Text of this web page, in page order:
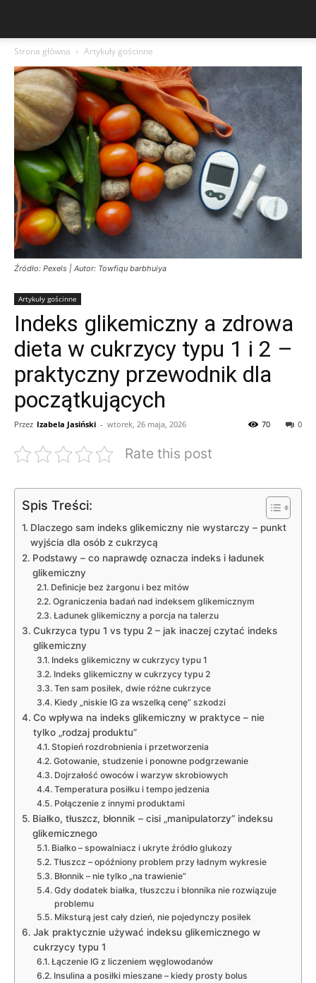
Strona główna Artykuły gościnne
Źródło: Pexels | Autor: Towfiqu barbhuiya
Artykuły gościnne
Indeks glikemiczny a zdrowa
dieta w cukrzycy typu 1 i 2 –
praktyczny przewodnik dla
początkujących
Przez Izabela Jasiński - wtorek, 26 maja, 2026 0
70
Rate this post
Spis Treści:
Dlaczego sam indeks glikemiczny nie wystarczy – punkt
wyjścia dla osób z cukrzycą
Podstawy – co naprawdę oznacza indeks i ładunek
glikemiczny
Definicje bez żargonu i bez mitów
Ograniczenia badań nad indeksem glikemicznym
Ładunek glikemiczny a porcja na talerzu
Cukrzyca typu 1 vs typu 2 – jak inaczej czytać indeks
glikemiczny
Indeks glikemiczny w cukrzycy typu 1
Indeks glikemiczny w cukrzycy typu 2
Ten sam posiłek, dwie różne cukrzyce
Kiedy „niskie IG za wszelką cenę” szkodzi
Co wpływa na indeks glikemiczny w praktyce – nie
tylko „rodzaj produktu”
Stopień rozdrobnienia i przetworzenia
Gotowanie, studzenie i ponowne podgrzewanie
Dojrzałość owoców i warzyw skrobiowych
Temperatura posiłku i tempo jedzenia
Połączenie z innymi produktami
Białko, tłuszcz, błonnik – cisi „manipulatorzy” indeksu
glikemicznego
Białko – spowalniacz i ukryte źródło glukozy
Tłuszcz – opóźniony problem przy ładnym wykresie
Błonnik – nie tylko „na trawienie”
Gdy dodatek białka, tłuszczu i błonnika nie rozwiązuje
problemu
Miksturą jest cały dzień, nie pojedynczy posiłek
Jak praktycznie używać indeksu glikemicznego w
cukrzycy typu 1
Łączenie IG z liczeniem węglowodanów
Insulina a posiłki mieszane – kiedy prosty bolus